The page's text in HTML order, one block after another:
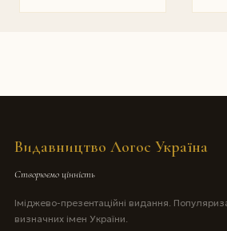
Видавництво Логос Україна
Створюємо цінність
Іміджево-презентаційні видання.
визначних імен України.